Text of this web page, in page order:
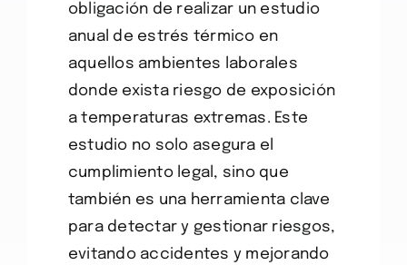
obligación de realizar un estudio
anual de estrés térmico en
aquellos ambientes laborales
donde exista riesgo de exposición
a temperaturas extremas. Este
estudio no solo asegura el
cumplimiento legal, sino que
también es una herramienta clave
para detectar y gestionar riesgos,
evitando accidentes y mejorando